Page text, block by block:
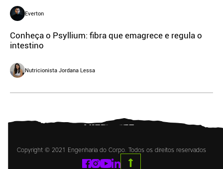
Everton
Conheça o Psyllium: fibra que emagrece e regula o
intestino
Nutricionista Jordana Lessa
Copyright © 2021 Engenharia do Corpo. Todos os direitos reservados